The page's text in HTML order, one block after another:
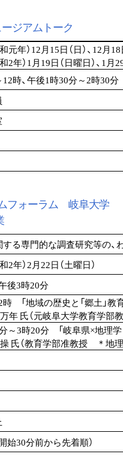
ジアムトーク
元年）12月15日（日）、12月18
2年）1月19日（日曜日）、1月
時、午後1時30分～2時30分
フォーラム 岐阜大学
する専門的な調査研究等の
2年）2月22日（土曜日）
後3時20分
「地域の歴史と「郷土」教
万年 氏（元岐阜大学教育学部
～3時20分 「岐阜県×地理
操 氏（教育学部准教授 ＊地理
始30分前から先着順）